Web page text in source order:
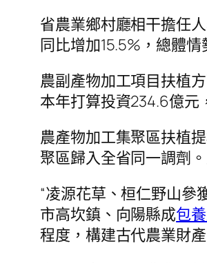
省農業鄉村廳相干擔任
同比增加15.5%，總體情
農副產物加工項目扶植
本年打算投資234.6億元
農產物加工集聚區扶植
聚區歸入全省同一調劑
“凌源花草、桓仁野山參
市高坎鎮、向陽縣成包
程度，構建古代農業財